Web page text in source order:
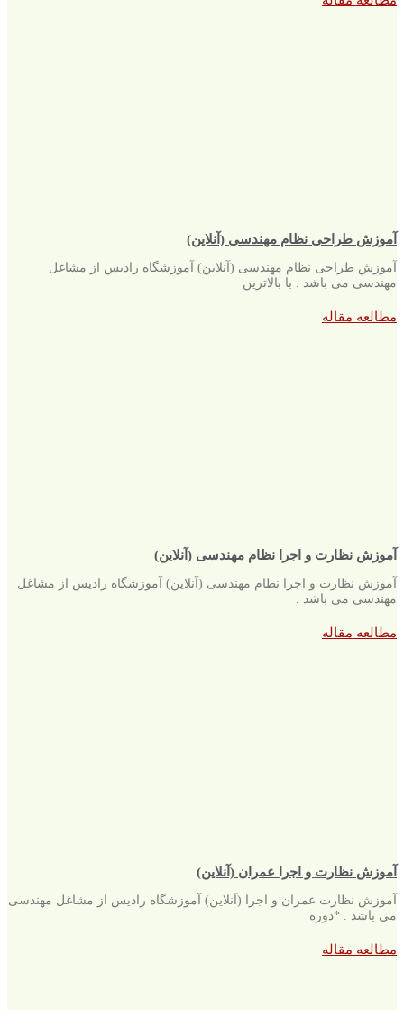
آموزش طراحی نظام مهندسی (آنلاین)
آموزش طراحی نظام مهندسی (آنلاین) آموزشگاه رادیس از مشاغل
مهندسی می باشد . با بالاترین
مطالعه مقاله
آموزش نظارت و اجرا نظام مهندسی (آنلاین)
آموزش نظارت و اجرا نظام مهندسی (آنلاین) آموزشگاه رادیس از مشاغل
مهندسی می باشد .
مطالعه مقاله
آموزش نظارت و اجرا عمران (آنلاین)
آموزش نظارت عمران و اجرا (آنلاین) آموزشگاه رادیس از مشاغل مهندسی
می باشد . *دوره
مطالعه مقاله